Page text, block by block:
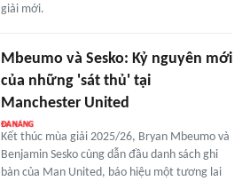
giải mới.
Mbeumo và Sesko: Kỷ nguyên mới
của những 'sát thủ' tại
Manchester United
Kết thúc mùa giải 2025/26, Bryan Mbeumo và
Benjamin Sesko cùng dẫn đầu danh sách ghi
bàn của Man United, báo hiệu một tương lai